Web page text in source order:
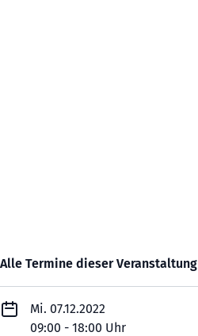
Alle Termine dieser Veranstaltung
Mi. 07.12.2022
09:00 - 18:00 Uhr